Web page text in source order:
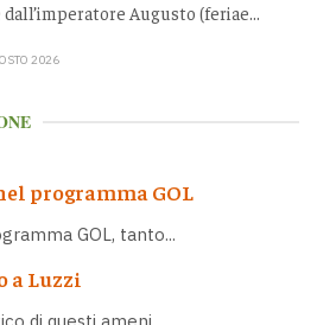
Augusto (feriae...
2026
programma GOL
GOL, tanto...
a Luzzi